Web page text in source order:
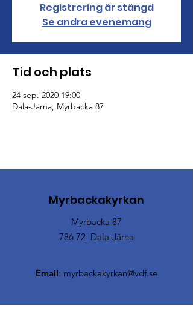
Registrering är stängd
Se andra evenemang
Tid och plats
24 sep. 2020 19:00
Dala-Järna, Myrbacka 87
Myrbackakyrkan
Myrbacka 87
786 72 Dala-Järna
Email: myrbackakyrkan@vdf.se